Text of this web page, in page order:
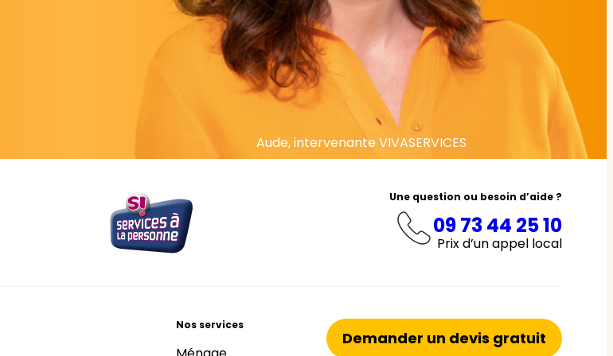
Aude, intervenante VIVASERVICES
Une question ou besoin d’aide ?
09 73 44 25 10
Prix d’un appel local
Nos services
Demander un devis gratuit